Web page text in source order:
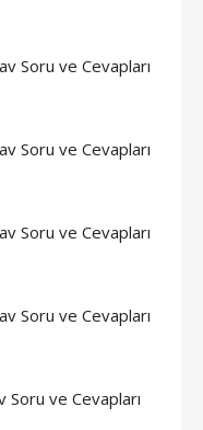
Soru ve Cevapları
Soru ve Cevapları
Soru ve Cevapları
Soru ve Cevapları
Soru ve Cevapları